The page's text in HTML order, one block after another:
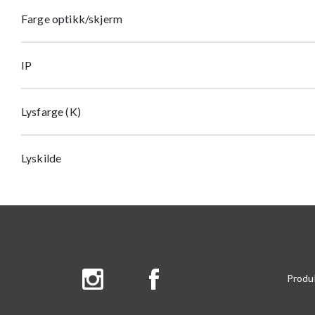
Farge optikk/skjerm
IP
Lysfarge (K)
Lyskilde